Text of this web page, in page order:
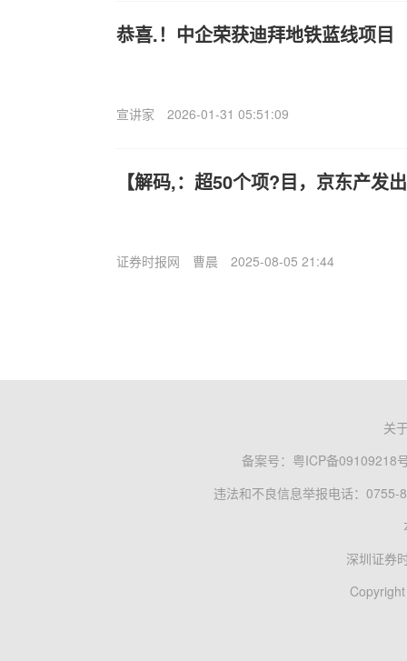
恭喜.！中企荣获迪拜地铁蓝线项目
宣讲家 2026-01-31 05:51:09
【解码,：超50个项?目，京东产发
证券时报网 曹晨 2025-08-05 21:44
关
备案号： 粤ICP备09109218
违法和不良信息举报电话：0755-
深圳证券